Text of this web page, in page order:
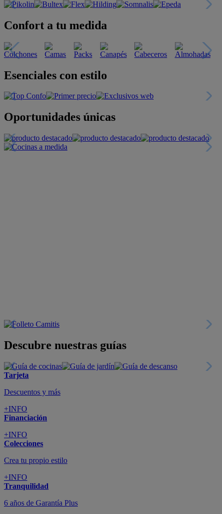
Confort a tu medida
Esenciales con estilo
Oportunidades únicas
Descubre nuestras guías
Tarjeta
Descuentos y más
+INFO
Financiación
+INFO
Colecciones
Crea tu propio estilo
+INFO
Tranquilidad
6 años de Garantía Plus